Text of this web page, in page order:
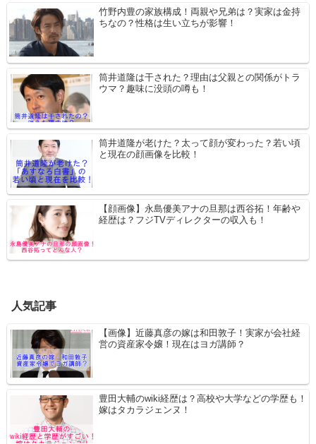
竹野内豊の家族構成！両親や兄弟は？実家は金持
ちなの？性格は生い立ちが影響！
筒井道隆は干された？理由は父親との関係がトラ
ウマ？趣味に没頭の噂も！
筒井道隆が老けた？太って顔が変わった？若い頃
と現在の顔画像を比較！
【顔画像】永島優美アナの旦那は西谷拓！年齢や
経歴は？フジTVディレクターの収入も！
人気記事
【画像】近藤真彦の嫁は和田敦子！実家が会社経
営の資産家令嬢！現在はヨガ講師？
豊田大輔のwiki経歴は？高校や大学などの学歴も！
嫁はタカラジェンヌ！